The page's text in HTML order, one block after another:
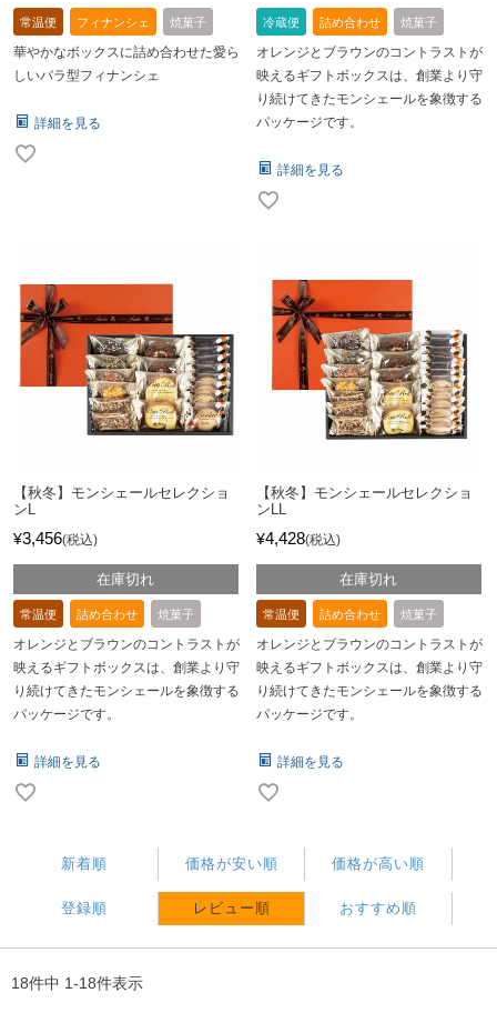
常温便 フィナンシェ 焼菓子
華やかなボックスに詰め合わせた愛ら
しいバラ型フィナンシェ
詳細を見る
冷蔵便 詰め合わせ 焼菓子
オレンジとブラウンのコントラストが
映えるギフトボックスは、創業より守
り続けてきたモンシェールを象徴する
パッケージです。
詳細を見る
【秋冬】モンシェールセレクショ
ンL
¥3,456 税込
在庫切れ
常温便 詰め合わせ 焼菓子
オレンジとブラウンのコントラストが
映えるギフトボックスは、創業より守
り続けてきたモンシェールを象徴する
パッケージです。
詳細を見る
【秋冬】モンシェールセレクショ
ンLL
¥4,428 税込
在庫切れ
常温便 詰め合わせ 焼菓子
オレンジとブラウンのコントラストが
映えるギフトボックスは、創業より守
り続けてきたモンシェールを象徴する
パッケージです。
詳細を見る
新着順 価格が安い順 価格が高い順
登録順 レビュー順 おすすめ順
18件中 1-18件表示